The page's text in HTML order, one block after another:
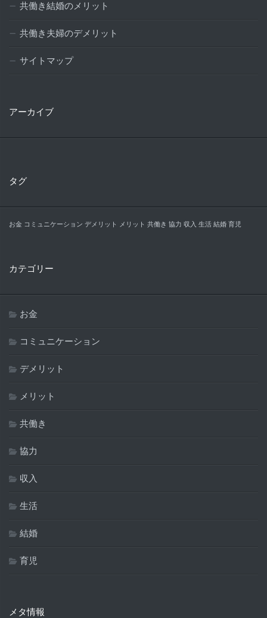
共働き結婚のメリット
共働き夫婦のデメリット
サイトマップ
アーカイブ
タグ
お金 コミュニケーション デメリット メリット 共働き 協力 収入 生活 結婚 育児
カテゴリー
お金
コミュニケーション
デメリット
メリット
共働き
協力
収入
生活
結婚
育児
メタ情報